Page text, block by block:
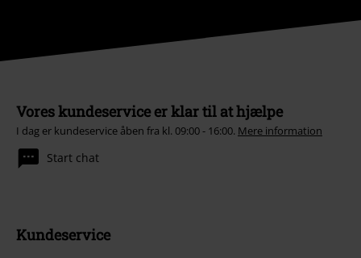
Vores kundeservice er klar til at hjælpe
I dag er kundeservice åben fra kl. 09:00 - 16:00. Mere information
Start chat
Kundeservice